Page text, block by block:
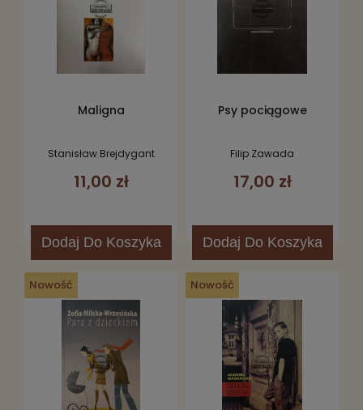
Maligna
Stanisław Brejdygant
11,00 zł
Dodaj Do Koszyka
Psy pociągowe
Filip Zawada
17,00 zł
Dodaj Do Koszyka
Nowość Nowość